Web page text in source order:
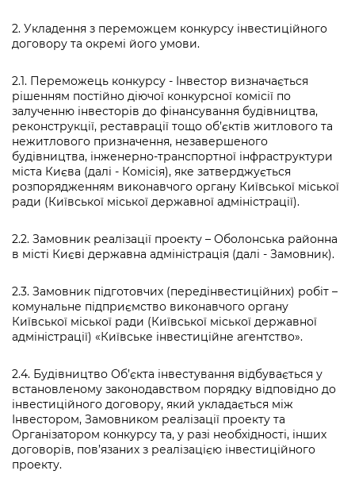
2. Укладення з переможцем конкурсу інвестиційного
договору та окремі його умови.
2.1. Переможець конкурсу - Інвестор визначається
рішенням постійно діючої конкурсної комісії по
залученню інвесторів до фінансування будівництва,
реконструкції, реставрації тощо об’єктів житлового та
нежитлового призначення, незавершеного
будівництва, інженерно-транспортної інфраструктури
міста Києва (далі - Комісія), яке затверджується
розпорядженням виконавчого органу Київської міської
ради (Київської міської державної адміністрації).
2.2. Замовник реалізації проекту – Оболонська районна
в місті Києві державна адміністрація (далі - Замовник).
2.3. Замовник підготовчих (передінвестиційних) робіт –
комунальне підприємство виконавчого органу
Київської міської ради (Київської міської державної
адміністрації) «Київське інвестиційне агентство».
2.4. Будівництво Об’єкта інвестування відбувається у
встановленому законодавством порядку відповідно до
інвестиційного договору, який укладається між
Інвестором, Замовником реалізації проекту та
Організатором конкурсу та, у разі необхідності, інших
договорів, пов’язаних з реалізацією інвестиційного
проекту.